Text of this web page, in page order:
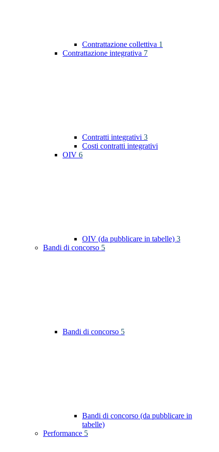
Contrattazione collettiva 1
Contrattazione integrativa 7
Contratti integrativi 3
Costi contratti integrativi
OIV 6
OIV (da pubblicare in tabelle) 3
Bandi di concorso 5
Bandi di concorso 5
Bandi di concorso (da pubblicare in
tabelle)
Performance 5